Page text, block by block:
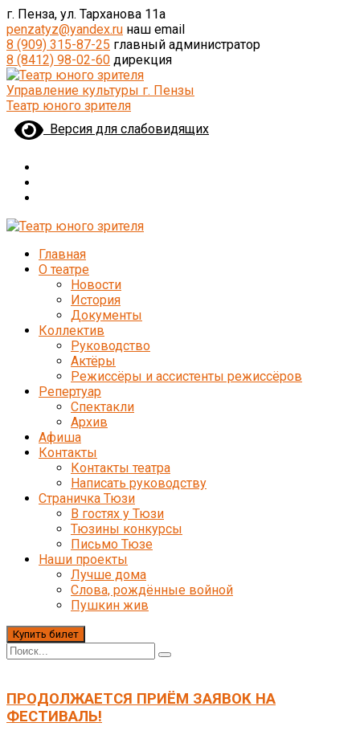
г. Пенза, ул. Тарханова 11а
penzatyz@yandex.ru наш email
8 (909) 315-87-25 главный администратор
8 (8412) 98-02-60 дирекция
Управление культуры г. Пензы
Театр юного зрителя
Версия для слабовидящих
Главная
О театре
Новости
История
Документы
Коллектив
Руководство
Актёры
Режиссёры и ассистенты режиссёров
Репертуар
Спектакли
Архив
Афиша
Контакты
Контакты театра
Написать руководству
Страничка Тюзи
В гостях у Тюзи
Тюзины конкурсы
Письмо Тюзе
Наши проекты
Лучше дома
Слова, рождённые войной
Пушкин жив
Купить билет
ПРОДОЛЖАЕТСЯ ПРИЁМ ЗАЯВОК НА
ФЕСТИВАЛЬ!